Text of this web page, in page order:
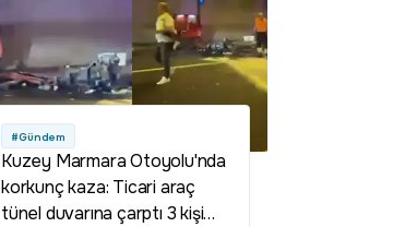
#Gündem
Kuzey Marmara Otoyolu'nda
korkunç kaza: Ticari araç
tünel duvarına çarptı 3 kişi